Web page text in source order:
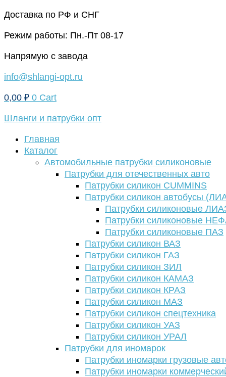
Перейти
содержимому
Доставка по РФ и СНГ
Режим работы: Пн.-Пт 08-17
Напрямую с завода
info@shlangi-opt.ru
0,00 ₽ 0 Cart
Шланги и патрубки опт
Главная
Каталог
Автомобильные патрубки силиконовые
Патрубки для отечественных авто
Патрубки силикон CUMMINS
Патрубки силикон автобусы
Патрубки силиконовые
Патрубки силиконовые
Патрубки силиконовые ПАЗ
Патрубки силикон ВАЗ
Патрубки силикон ГАЗ
Патрубки силикон ЗИЛ
Патрубки силикон КАМАЗ
Патрубки силикон КРАЗ
Патрубки силикон МАЗ
Патрубки силикон спецтехника
Патрубки силикон УАЗ
Патрубки силикон УРАЛ
Патрубки для иномарок
Патрубки иномарки грузовые
Патрубки иномарки